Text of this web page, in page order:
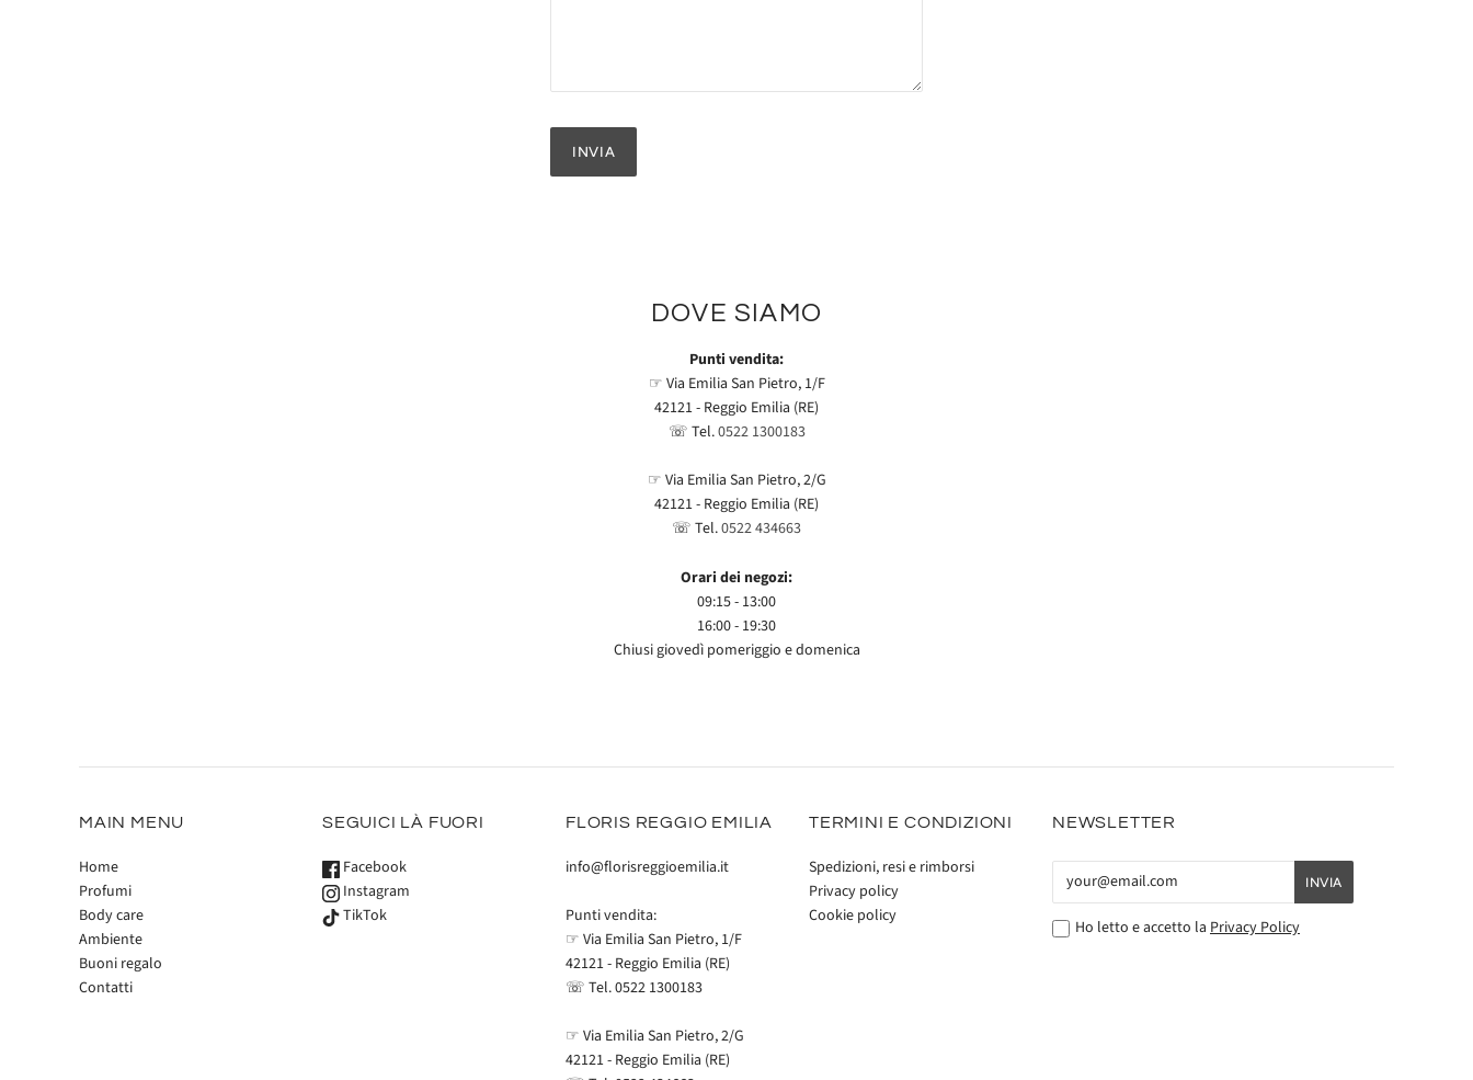
DOVE SIAMO
Punti vendita:
☞ Via Emilia San Pietro, 1/F
42121 - Reggio Emilia (RE)
☏ Tel.0522 1300183
☞ Via Emilia San Pietro, 2/G
42121 - Reggio Emilia (RE)
☏ Tel.0522 434663
Orari dei negozi:
09:15 - 13:00
16:00 - 19:30
Chiusi giovedì pomeriggio e domenica
MAIN MENU
Home
Profumi
Body care
Ambiente
Buoni regalo
Contatti
SEGUICI LÀ FUORI
Facebook
Instagram
TikTok
FLORIS REGGIO EMILIA
info@florisreggioemilia.it
Punti vendita:
☞ Via Emilia San Pietro, 1/F
42121 - Reggio Emilia (RE)
☏ Tel.0522 1300183
☞ Via Emilia San Pietro, 2/G
42121 - Reggio Emilia (RE)
TERMINI E CONDIZIONI
Spedizioni, resi e rimborsi
Privacy policy
Cookie policy
NEWSLETTER
Ho letto e accetto la Privacy Policy